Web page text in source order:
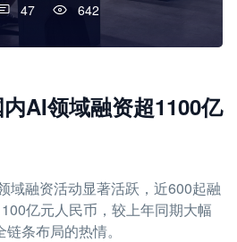
47 642
AI领域融资超1100亿
域融资活动显著活跃，近600起融
亿元人民币，较上年同期大幅
条布局的热情。